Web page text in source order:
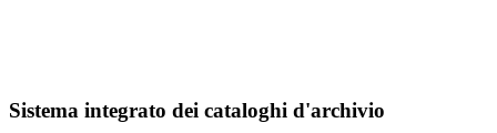
Sistema integrato dei cataloghi d'archivio